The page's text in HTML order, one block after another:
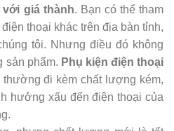
giá thành. Bạn có thể tham
thoại khác trên địa bàn tỉnh,
tôi. Nhưng điều đó không
sản phẩm. Phụ kiện điện thoại
thường đi kèm chất lượng kém,
hưởng xấu đến điện thoại của